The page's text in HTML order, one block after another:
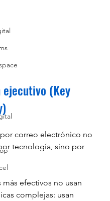
ejecutivo (Key
correo electrónico no
tecnología, sino por
más efectivos no usan
complejas: usan